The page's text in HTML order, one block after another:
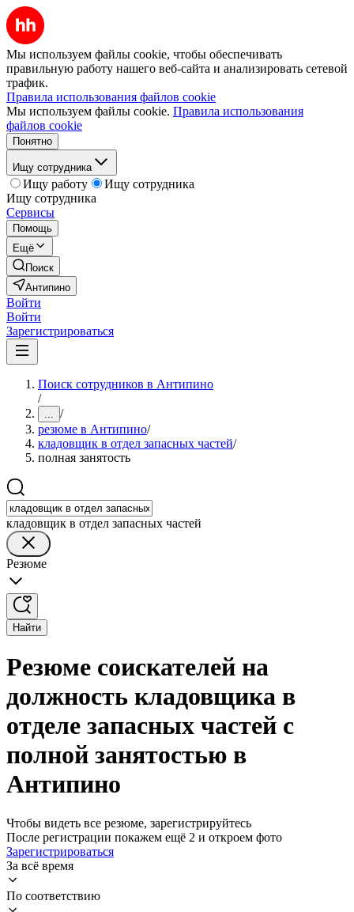
Мы используем файлы cookie, чтобы обеспечивать
правильную работу нашего веб-сайта и анализировать сетевой
трафик.
Правила использования файлов cookie
Мы используем файлы cookie. Правила использования
файлов cookie
Понятно
Ищу сотрудника
Ищу работу
Ищу сотрудника
Ищу сотрудника
Сервисы
Помощь
Ещё
Поиск
Антипино
Войти
Войти
Зарегистрироваться
Поиск сотрудников в Антипино
/
... /
резюме в Антипино/
кладовщик в отдел запасных частей/
полная занятость
кладовщик в отдел запасных частей
Резюме
Найти
Резюме соискателей на
должность кладовщика в
отделе запасных частей с
полной занятостью в
Антипино
Чтобы видеть все резюме, зарегистрируйтесь
После регистрации покажем ещё 2 и откроем фото
Зарегистрироваться
За всё время
По соответствию